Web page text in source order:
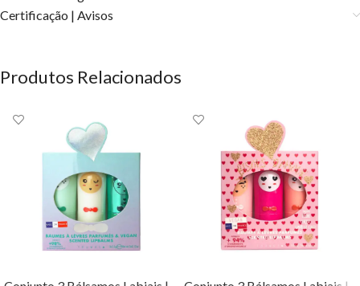
Certificação | Avisos
Produtos Relacionados